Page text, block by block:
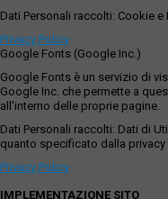
Dati Personali raccolti: Cookie e
Privacy Policy
Google Fonts (Google Inc.)
Google Fonts è un servizio di
Google Inc. che permette a
all'interno delle proprie pagine.
Dati Personali raccolti: Dati di
quanto specificato dalla privacy
Privacy Policy
IMPLEMENTAZIONE SITO